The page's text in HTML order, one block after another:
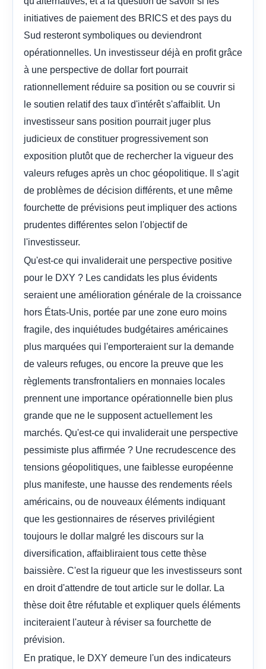
initiatives de paiement des BRICS et des pays du
Sud resteront symboliques ou deviendront
opérationnelles. Un investisseur déjà en profit grâce
à une perspective de dollar fort pourrait
rationnellement réduire sa position ou se couvrir si
le soutien relatif des taux d'intérêt s'affaiblit. Un
investisseur sans position pourrait juger plus
judicieux de constituer progressivement son
exposition plutôt que de rechercher la vigueur des
valeurs refuges après un choc géopolitique. Il s'agit
de problèmes de décision différents, et une même
fourchette de prévisions peut impliquer des actions
prudentes différentes selon l'objectif de
l'investisseur.
Qu'est-ce qui invaliderait une perspective positive
pour le DXY ? Les candidats les plus évidents
seraient une amélioration générale de la croissance
hors États-Unis, portée par une zone euro moins
fragile, des inquiétudes budgétaires américaines
plus marquées qui l'emporteraient sur la demande
de valeurs refuges, ou encore la preuve que les
règlements transfrontaliers en monnaies locales
prennent une importance opérationnelle bien plus
grande que ne le supposent actuellement les
marchés. Qu'est-ce qui invaliderait une perspective
pessimiste plus affirmée ? Une recrudescence des
tensions géopolitiques, une faiblesse européenne
plus manifeste, une hausse des rendements réels
américains, ou de nouveaux éléments indiquant
que les gestionnaires de réserves privilégient
toujours le dollar malgré les discours sur la
diversification, affaibliraient tous cette thèse
baissière. C'est la rigueur que les investisseurs sont
en droit d'attendre de tout article sur le dollar. La
thèse doit être réfutable et expliquer quels éléments
inciteraient l'auteur à réviser sa fourchette de
prévision.
En pratique, le DXY demeure l'un des indicateurs